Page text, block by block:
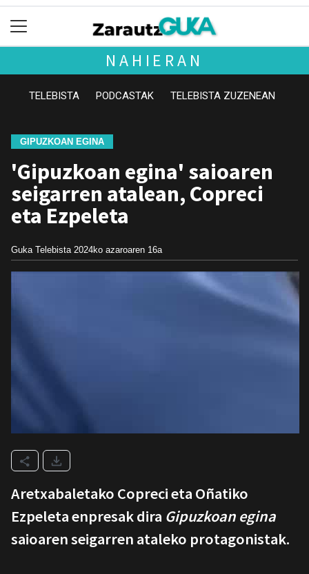
NAHIERAN
TELEBISTA PODCASTAK TELEBISTA ZUZENEAN
GIPUZKOAN EGINA
'Gipuzkoan egina' saioaren
seigarren atalean, Copreci
eta Ezpeleta
Guka Telebista 2024ko azaroaren 16a
Aretxabaletako Copreci eta Oñatiko
Ezpeleta enpresak dira Gipuzkoan egina
saioaren seigarren ataleko protagonistak.